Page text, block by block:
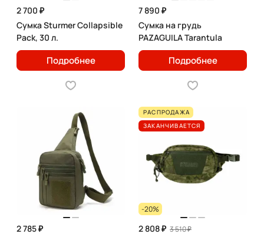
2 700 ₽
Сумка Sturmer Collapsible
Pack, 30 л.
Подробнее
7 890 ₽
Сумка на грудь
PAZAGUILA Tarantula
Подробнее
2 785 ₽
РАСПРОДАЖА
ЗАКАНЧИВАЕТСЯ
-20%
2 808 ₽ 3 510 ₽